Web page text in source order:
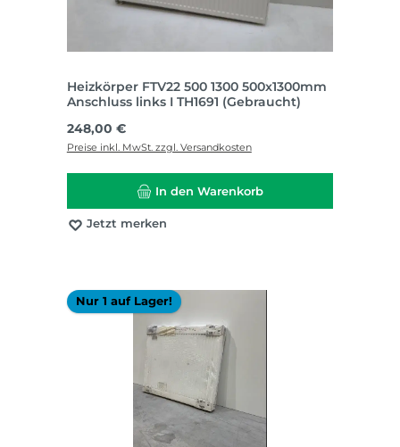
Heizkörper FTV22 500 1300 500x1300mm
Anschluss links I TH1691 (Gebraucht)
Regulärer Preis:
248,00 €
Preise inkl. MwSt. zzgl. Versandkosten
In den Warenkorb
Jetzt merken
Nur 1 auf Lager!